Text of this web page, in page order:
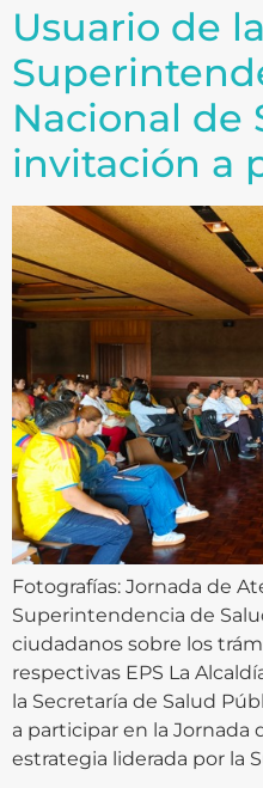
Usuario de la
Nacional de
invitación a
Fotografías: Jornada de
Superintendencia de
ciudadanos sobre los
respectivas EPS La
la Secretaría de Salud
a participar en la Jornada
estrategia liderada por la